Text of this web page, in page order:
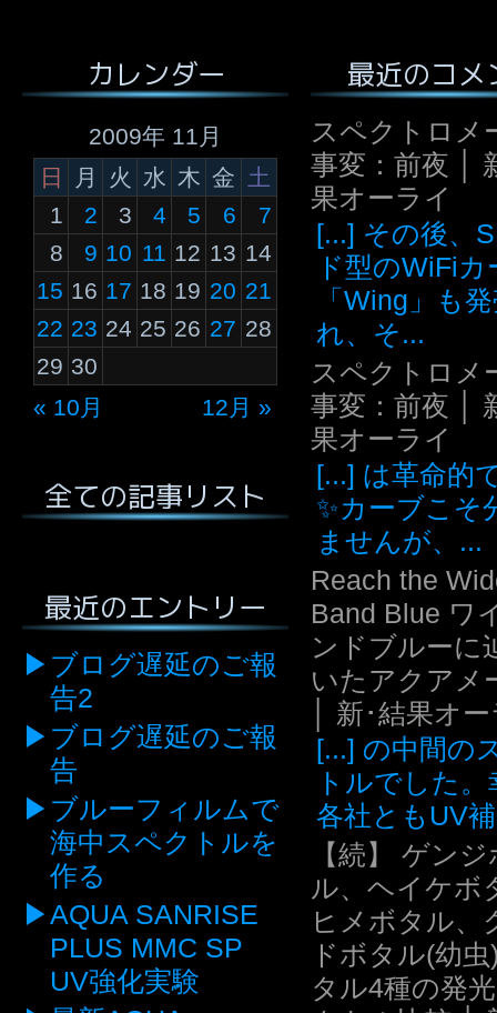
カレンダー
2009年 11月
日
月 火 水 木 金 土
« 10月 12月 »
1 2 3 4 5 6
7
8
9 10 11 12 13 14
15 16 17 18 19 20 21
22 23 24 25 26 27 28
29 30
全ての記事リスト
最近のエントリー
ブログ遅延のご報
告2
ブログ遅延のご報
告
ブルーフィルムで
海中スペクトルを
作る
AQUA SANRISE
PLUS MMC SP
UV強化実験
最近のコメ
スペクトロメ
事変：前夜 │
果オーライ
[...] その後、
ド型のWiFiカ
「Wing」も
れ、そ...
スペクトロメ
事変：前夜 │
果オーライ
[...] は革命的
✨カーブこそ
ませんが、...
Reach the
Band Blue ワ
ンドブルーに
いたアクアメ
│ 新･結果オ
[...] の中間の
トルでした
各社ともUV
【続】 ゲン
ル、ヘイケボ
ヒメボタル、
ドボタル(幼
タル4種の発